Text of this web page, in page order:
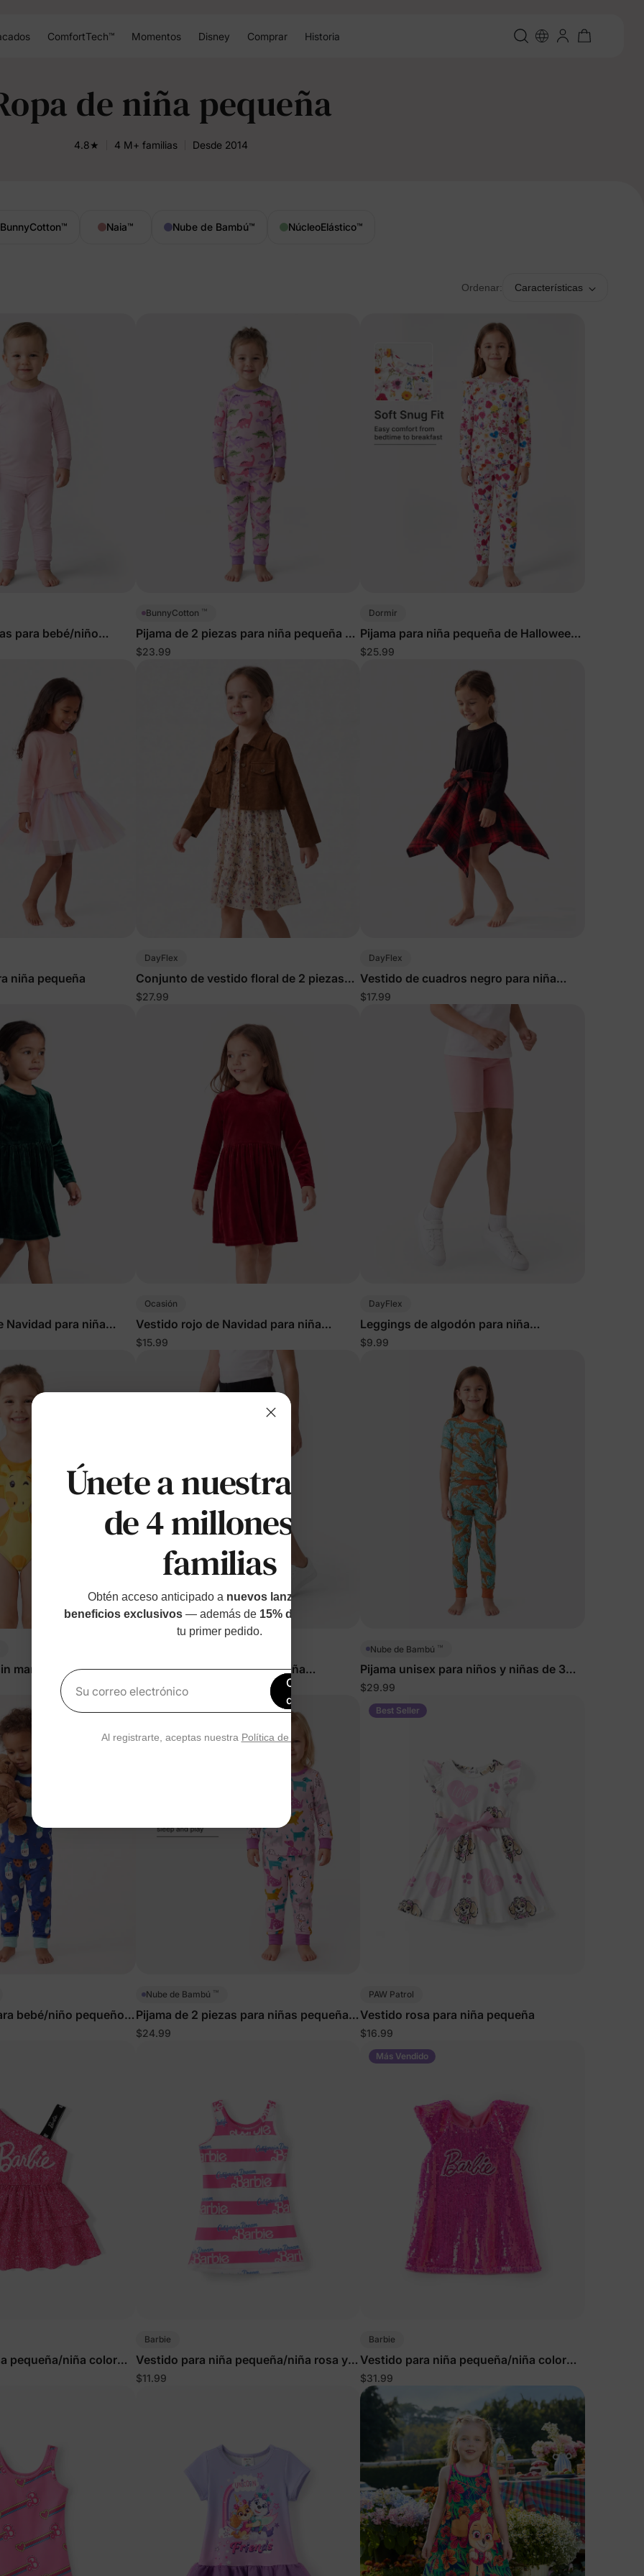
ComfortTech™ Momentos Disney Comprar Historia
de niña pequeña
4.8★ 4 M+ familias Desde 2014
BunnyCotton™ Naia™ Nube de Bambú™ NúcleoElástico™
Ordenar: Características
para bebé/niño
BunnyCotton ™
Pijama de 2 piezas para niña pequeña en
rosa
$23.99
Dormir
Pijama para niña pequeña de Halloween
en rosa fuerte
$25.99
niña pequeña
DayFlex
Conjunto de vestido floral de 2 piezas
para niña pequeña en color caqui
$27.99
DayFlex
Vestido de cuadros negro para niña
pequeña
$17.99
Navidad para niña
Ocasión
Vestido rojo de Navidad para niña
pequeña
$15.99
DayFlex
Leggings de algodón para niña
pequeña/niña en rosa
$9.99
mangas para niña
naranja
Leggings de algodón para niña
pequeña/niña en negro
$9.99
Nube de Bambú ™
Pijama unisex para niños y niñas de 3
piezas con diseño de grandes felinos
$29.99
bebé/niño pequeño
y Leche
Nube de Bambú ™
Pijama de 2 piezas para niñas pequeñas
con perros juguetones
$24.99
Best Seller
PAW Patrol
Vestido rosa para niña pequeña
$16.99
pequeña/niña color
Barbie
Vestido para niña pequeña/niña rosa y
blanco
$11.99
Más Vendido
Barbie
Vestido para niña pequeña/niña color
rosa rosa
$31.99
Únete a nuestras más
de 4 millones de
familias
Obtén acceso anticipado a nuevos lanzamientos y
beneficios exclusivos— además de 15% de descuento
tu primer pedido.
Su correo electrónico
Obtén un 15%
de descuento
Al registrarte, aceptas nuestra Política de privacidad